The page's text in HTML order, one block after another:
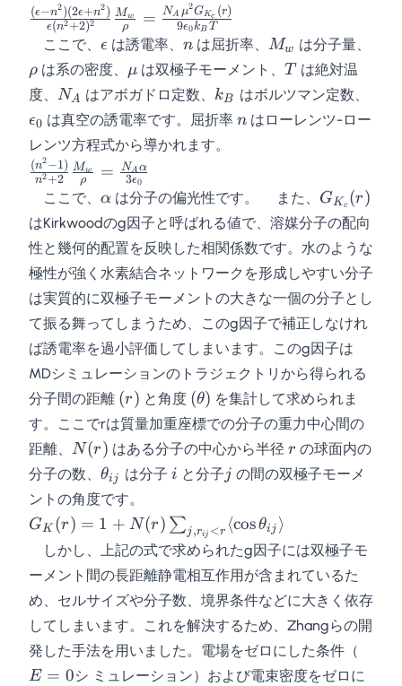
\frac{(\epsilon
- n^2)
(2\epsilon +
n^2)}{\epsilon
(n^2 + 2)^2}
\frac{M_w}
{\rho} =
\frac{N_A
\mu^2
G_{K_c}(r)}
{9 \epsilon_0
k_B T}
ϵ(n2+2)2
(ϵ−n2)(2ϵ+n2)
ρ
Mw = 9ϵ0kB T
NA μ2GKc (r)
ここで、 \epsilon
ϵ は誘電率、 n
n は屈折率、 M_w
Mw は分子量、
ρ は系の密度、 \mu
μ は双極子モーメント、 T
T は絶対温
度、
N_A
NA はアボガドロ定数、 k_B
kB はボルツマン定数、
ϵ0 は真空の誘電率です。屈折率 n
n はローレンツ-ロー
レンツ方程式から導かれます。
\frac{(n^2 -
1)}{n^2 +
2}
\frac{M_w}
{\rho} =
\frac{N_A
\alpha}{3
\epsilon_0}
n2+2
(n2−1)
ρ
Mw = 3ϵ0
N A α
ここで、 \alpha
α は分子の偏光性です。 また、 G_{K_c}
(r)
GKc (r)
はKirkwoodのg因子と呼ばれる値で、溶媒分子の配向
性と幾何的配置を反映した相関係数です。水のような
極性が強く水素結合ネットワークを形成しやすい分子
は実質的に双極子モーメントの大きな一個の分子とし
て振る舞ってしまうため、このg因子で補正しなけれ
ば誘電率を過小評価してしまいます。このg因子は
MDシミュレーションのトラジェクトリから得られる
分子間の距離 (r)
(r) と角度 (\theta)
(θ) を集計して求められま
す。ここでrは質量加重座標での分子の重力中心間の
距離、
N(r)
N(r) はある分子の中心から半径 r
r の球面内の
分子の数、 \theta_{ij}
θij は分子 i
i と分子jj の間の双極子モーメ
ントの角度です。
G_{K}(r)
= 1 + N(r)
\sum_{j,
r_{ij} < r}
\langle
\cos
\theta_{ij}
\rangle
GK (r) = 1 + N(r) ∑j,rij <r ⟨cosθij ⟩
しかし、上記の式で求められたg因子には双極子モ
ーメント間の長距離静電相互作用が含まれているた
め、セルサイズや分子数、境界条件などに大きく依存
してしまいます。これを解決するため、Zhangらの開
発した手法を用いました。電場をゼロにした条件（
E = 0シ ミュレーション）および電束密度をゼロに